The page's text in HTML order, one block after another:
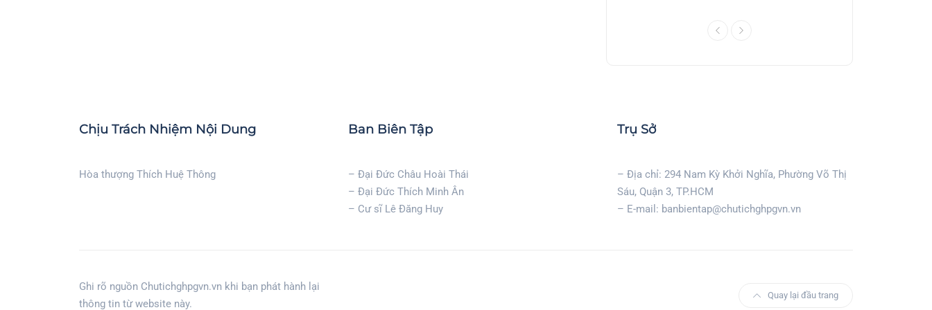
Chịu Trách Nhiệm Nội Dung
Hòa thượng Thích Huệ Thông
Ban Biên Tập
– Đại Đức Châu Hoài Thái
– Đại Đức Thích Minh Ân
– Cư sĩ Lê Đăng Huy
Trụ Sở
– Địa chỉ: 294 Nam Kỳ Khởi Nghĩa, Phường Võ Thị
Sáu, Quận 3, TP.HCM
– E-mail: banbientap@chutichghpgvn.vn
Ghi rõ nguồn Chutichghpgvn.vn khi bạn phát hành lại
thông tin từ website này.
Quay lại đầu trang